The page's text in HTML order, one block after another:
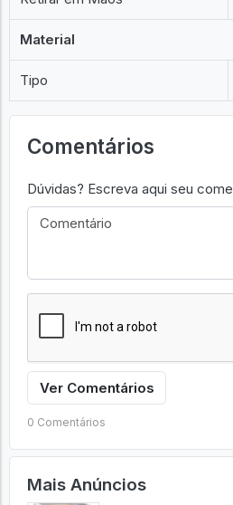
Material
Tipo
Comentários
Dúvidas? Escreva aqui seu
Ver Comentários
0 Comentários
Mais Anúncios